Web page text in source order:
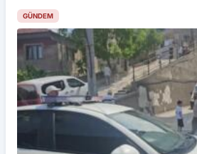
GÜNDEM